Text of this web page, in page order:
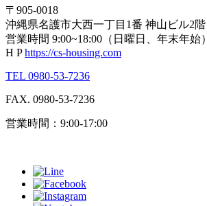
〒905-0018
沖縄県名護市大西一丁目1番 神山ビル2階
営業時間 9:00~18:00（日曜日、年末年始）
H Phttps://cs-housing.com
TEL 0980-53-7236
FAX. 0980-53-7236
営業時間：9:00-17:00